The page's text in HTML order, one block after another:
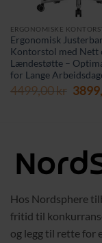
ERGONOMISKE
Ergonomisk Justerbar
Kontorstol med Nett
Lændestøtte –
for Lange
4499,00kr
Hos Nordsphere
fritid til
og legg til rette for